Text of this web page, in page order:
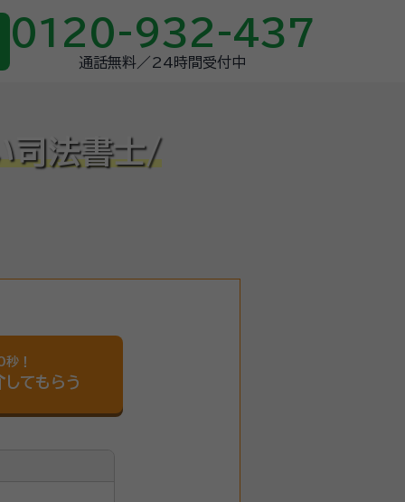
0120-932-437
通話無料／24時間受付中
司法書士/
！
してもらう